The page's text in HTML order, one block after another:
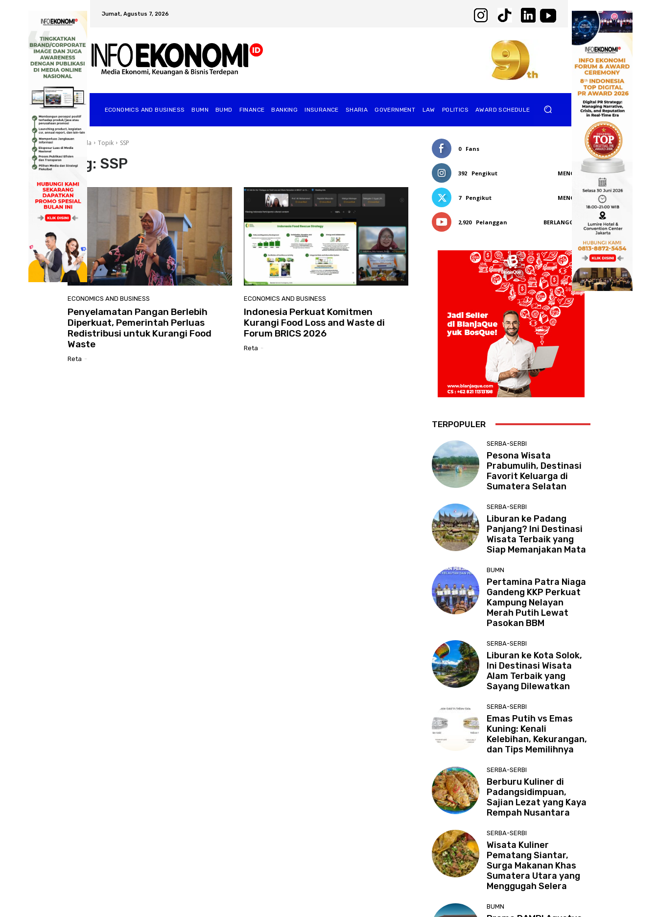
Jumat, Agustus 7, 2026
ECONOMICS AND BUSINESS BUMN BUMD FINANCE BANKING INSURANCE SHARIA GOVERNMENT ⁠LAW POLITICS AWARD SCHEDULE
Beranda Topik SSP
Tag: SSP
ECONOMICS AND BUSINESS
Penyelamatan Pangan Berlebih
Diperkuat, Pemerintah Perluas
Redistribusi untuk Kurangi Food
Waste
Reta -
ECONOMICS AND BUSINESS
Indonesia Perkuat Komitmen
Kurangi Food Loss and Waste di
Forum BRICS 2026
Reta -
0 Fans SUKA
392 Pengikut MENGIKUTI
7 Pengikut MENGIKUTI
2,920 Pelanggan BERLANGGANAN
TERPOPULER
SERBA-SERBI
Pesona Wisata
Prabumulih, Destinasi
Favorit Keluarga di
Sumatera Selatan
SERBA-SERBI
Liburan ke Padang
Panjang? Ini Destinasi
Wisata Terbaik yang
Siap Memanjakan Mata
BUMN
Pertamina Patra Niaga
Gandeng KKP Perkuat
Kampung Nelayan
Merah Putih Lewat
Pasokan BBM
SERBA-SERBI
Liburan ke Kota Solok,
Ini Destinasi Wisata
Alam Terbaik yang
Sayang Dilewatkan
SERBA-SERBI
Emas Putih vs Emas
Kuning: Kenali
Kelebihan, Kekurangan,
dan Tips Memilihnya
SERBA-SERBI
Berburu Kuliner di
Padangsidimpuan,
Sajian Lezat yang Kaya
Rempah Nusantara
SERBA-SERBI
Wisata Kuliner
Pematang Siantar,
Surga Makanan Khas
Sumatera Utara yang
Menggugah Selera
BUMN